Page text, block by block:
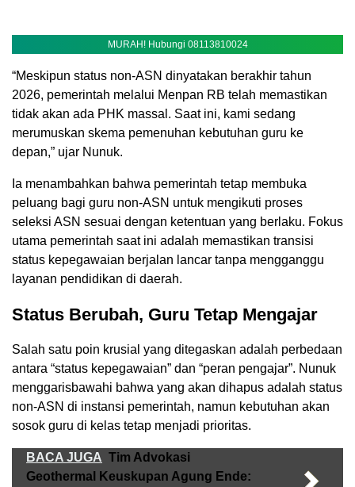
MURAH! Hubungi 08113810024
“Meskipun status non-ASN dinyatakan berakhir tahun
2026, pemerintah melalui Menpan RB telah memastikan
tidak akan ada PHK massal. Saat ini, kami sedang
merumuskan skema pemenuhan kebutuhan guru ke
depan,” ujar Nunuk.
Ia menambahkan bahwa pemerintah tetap membuka
peluang bagi guru non-ASN untuk mengikuti proses
seleksi ASN sesuai dengan ketentuan yang berlaku. Fokus
utama pemerintah saat ini adalah memastikan transisi
status kepegawaian berjalan lancar tanpa mengganggu
layanan pendidikan di daerah.
Status Berubah, Guru Tetap Mengajar
Salah satu poin krusial yang ditegaskan adalah perbedaan
antara “status kepegawaian” dan “peran pengajar”. Nunuk
menggarisbawahi bahwa yang akan dihapus adalah status
non-ASN di instansi pemerintah, namun kebutuhan akan
sosok guru di kelas tetap menjadi prioritas.
BACA JUGA Tim Advokasi
Geothermal Keuskupan Agung Ende: